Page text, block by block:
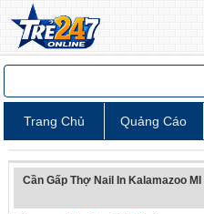
Trang Chủ Quảng Cáo
Cần Gấp Thợ Nail In Kalamazoo MI